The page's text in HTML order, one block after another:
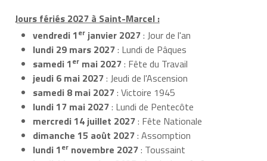
Jours fériés 2027 à Saint-Marcel :
vendredi 1er janvier 2027: Jour de l'an
lundi 29 mars 2027: Lundi de Pâques
samedi 1er mai 2027: Fête du Travail
jeudi 6 mai 2027: Jeudi de l'Ascension
samedi 8 mai 2027: Victoire 1945
lundi 17 mai 2027: Lundi de Pentecôte
mercredi 14 juillet 2027: Fête Nationale
dimanche 15 août 2027: Assomption
lundi 1er novembre 2027: Toussaint